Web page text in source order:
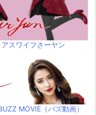
スワイフさーヤン
MOVIE（バズ動画）